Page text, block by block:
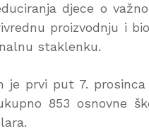
djece o
proizvodnju i
staklenku.
prvi put 7. prosinca
853 osnovne